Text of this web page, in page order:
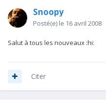
Snoopy
Posté(e) le 16 avril 2008
Salut à tous les nouveaux :hi:
Citer